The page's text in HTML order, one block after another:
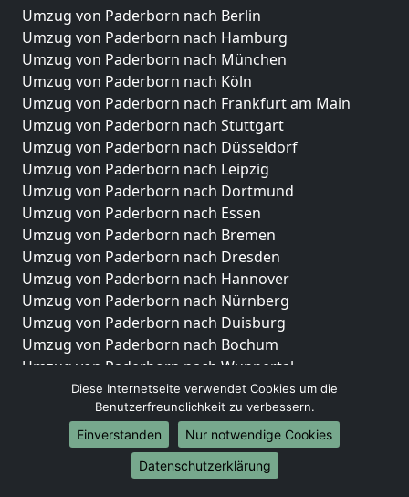
Umzug von Paderborn nach Berlin
Umzug von Paderborn nach Hamburg
Umzug von Paderborn nach München
Umzug von Paderborn nach Köln
Umzug von Paderborn nach Frankfurt am Main
Umzug von Paderborn nach Stuttgart
Umzug von Paderborn nach Düsseldorf
Umzug von Paderborn nach Leipzig
Umzug von Paderborn nach Dortmund
Umzug von Paderborn nach Essen
Umzug von Paderborn nach Bremen
Umzug von Paderborn nach Dresden
Umzug von Paderborn nach Hannover
Umzug von Paderborn nach Nürnberg
Umzug von Paderborn nach Duisburg
Umzug von Paderborn nach Bochum
Umzug von Paderborn nach Wuppertal
Umzug von Paderborn nach Bielefeld
Umzug von Paderborn nach Bonn
Umzug von Paderborn nach Münster
Internationale-Umzüge
Diese Internetseite verwendet Cookies um die
Benutzerfreundlichkeit zu verbessern.
Einverstanden
Nur notwendige Cookies
Datenschutzerklärung